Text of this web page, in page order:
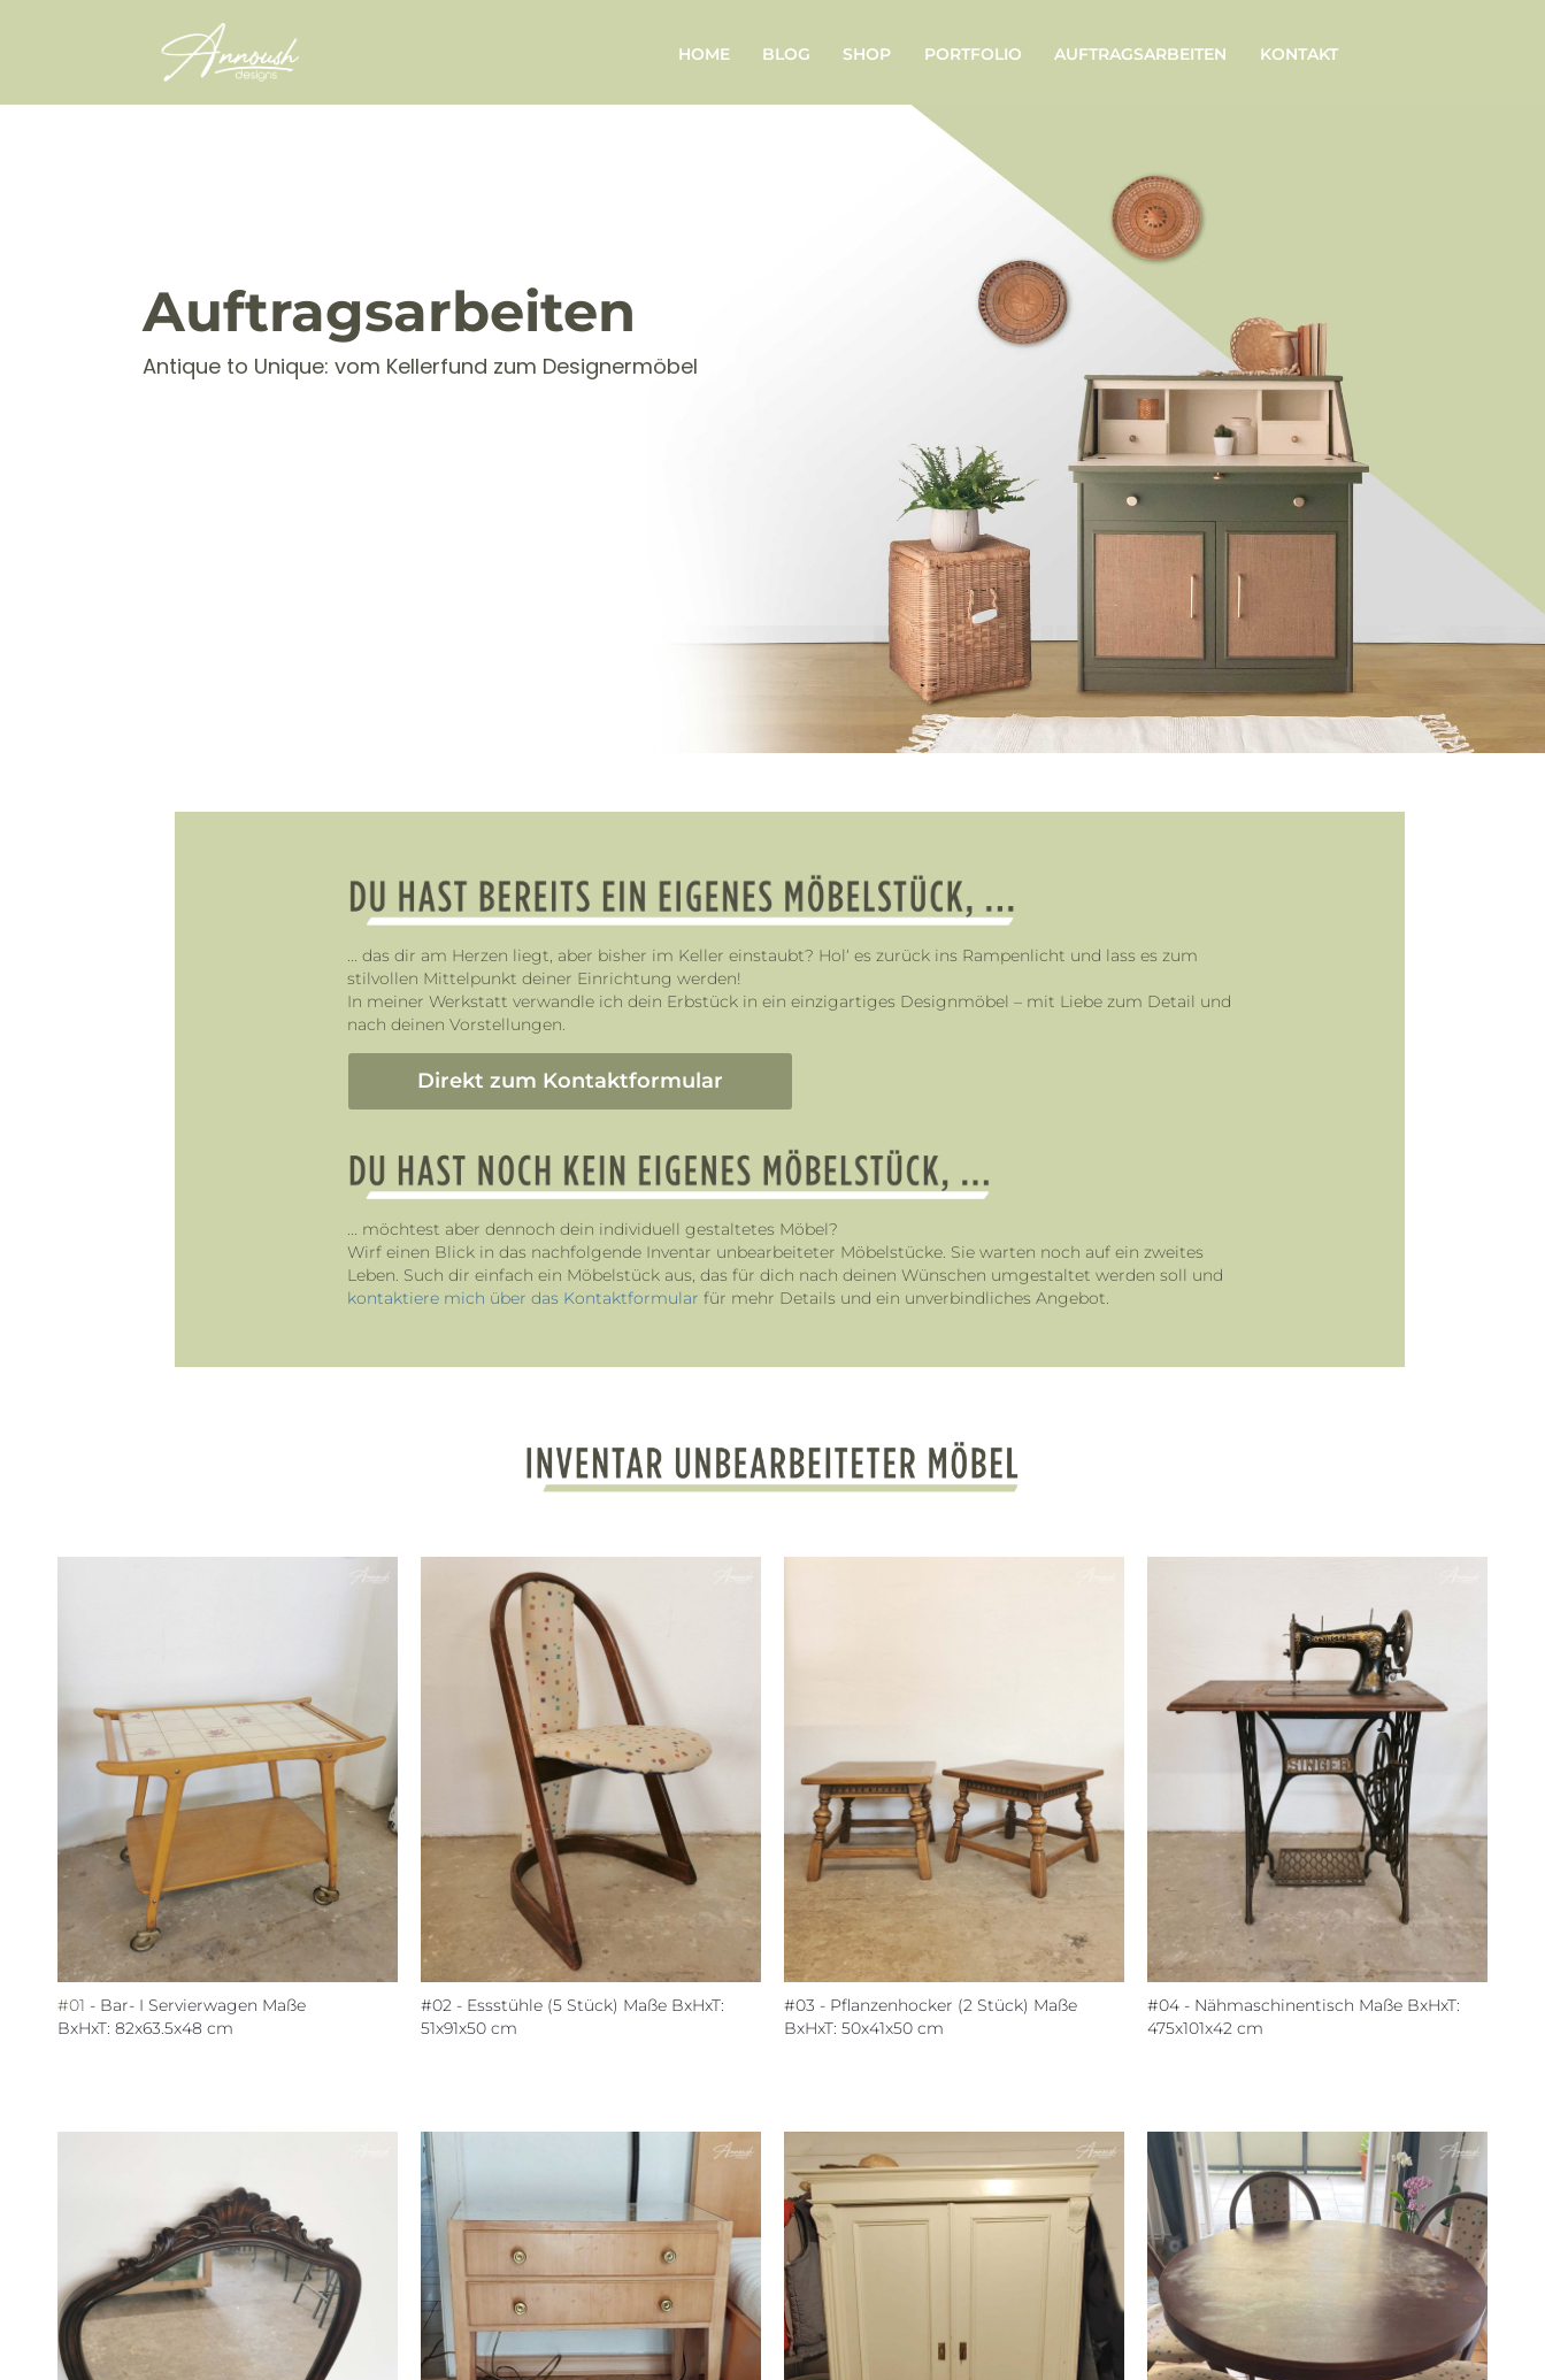
HOME BLOG SHOP PORTFOLIO AUFTRAGSARBEITEN KONTAKT
Auftragsarbeiten
Antique to Unique: vom Kellerfund zum Designermöbel
... das dir am Herzen liegt, aber bisher im Keller einstaubt? Hol‘ es zurück ins Rampenlicht und lass es zum
stilvollen Mittelpunkt deiner Einrichtung werden!
In meiner Werkstatt verwandle ich dein Erbstück in ein einzigartiges Designmöbel – mit Liebe zum Detail und
nach deinen Vorstellungen.
Direkt zum Kontaktformular
... möchtest aber dennoch dein individuell gestaltetes Möbel?
Wirf einen Blick in das nachfolgende Inventar unbearbeiteter Möbelstücke. Sie warten noch auf ein zweites
Leben. Such dir einfach ein Möbelstück aus, das für dich nach deinen Wünschen umgestaltet werden soll und
kontaktiere mich über das Kontaktformular für mehr Details und ein unverbindliches Angebot.
#01 - Bar- I Servierwagen Maße
BxHxT: 82x63.5x48 cm
#02 - Essstühle (5 Stück) Maße BxHxT:
51x91x50 cm
#03 - Pflanzenhocker (2 Stück) Maße
BxHxT: 50x41x50 cm
#04 - Nähmaschinentisch Maße BxHxT:
475x101x42 cm